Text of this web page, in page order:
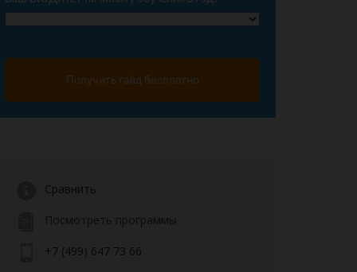
Получить гайд бесплатно
Сравнить
Посмотреть программы
+7 (499) 647 73 66